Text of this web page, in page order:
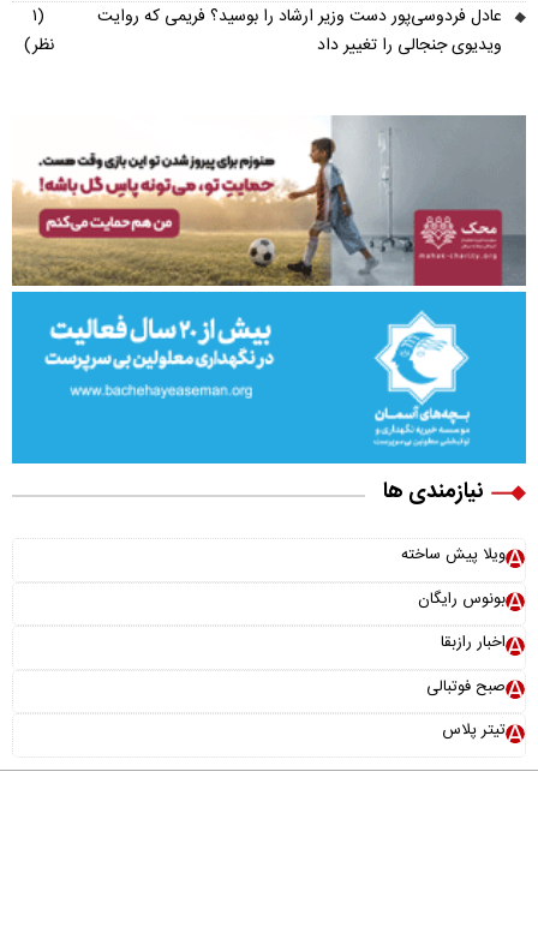
عادل فردوسی‌پور دست وزیر ارشاد را بوسید؟ فریمی که روایت
ویدیوی جنجالی را تغییر داد
(۱
نظر)
نیازمندی ها
ویلا پیش ساخته
بونوس رایگان
اخبار رازبقا
صبح فوتبالی
تیتر پلاس